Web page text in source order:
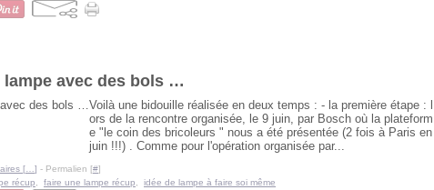
avec des bols …
Voilà une bidouille réalisée en deux temps : - la première étape : l
ors de la rencontre organisée, le 9 juin, par Bosch où la plateform
e "le coin des bricoleurs " nous a été présentée (2 fois à Paris en
juin !!!) . Comme pour l'opération organisée par...
[ ] - Permalien [#]
récup faire une lampe récup idée de lampe à faire soi même